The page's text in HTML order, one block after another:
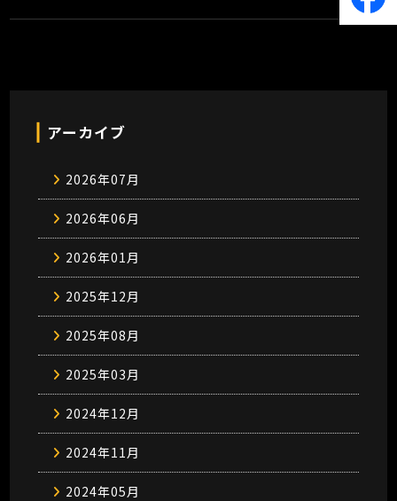
アーカイブ
2026年07月
2026年06月
2026年01月
2025年12月
2025年08月
2025年03月
2024年12月
2024年11月
2024年05月